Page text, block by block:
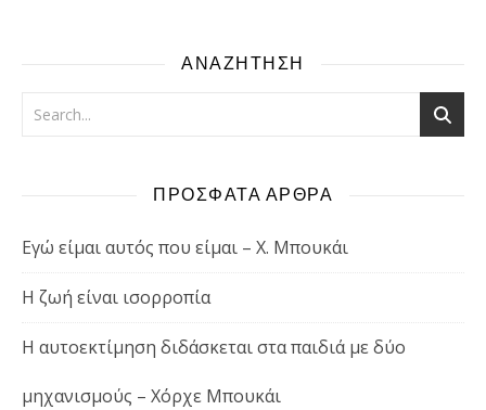
ΑΝΑΖΗΤΗΣΗ
ΠΡΟΣΦΑΤΑ ΑΡΘΡΑ
Εγώ είμαι αυτός που είμαι – Χ. Μπουκάι
Η ζωή είναι ισορροπία
Η αυτοεκτίμηση διδάσκεται στα παιδιά με δύο
μηχανισμούς – Χόρχε Μπουκάι